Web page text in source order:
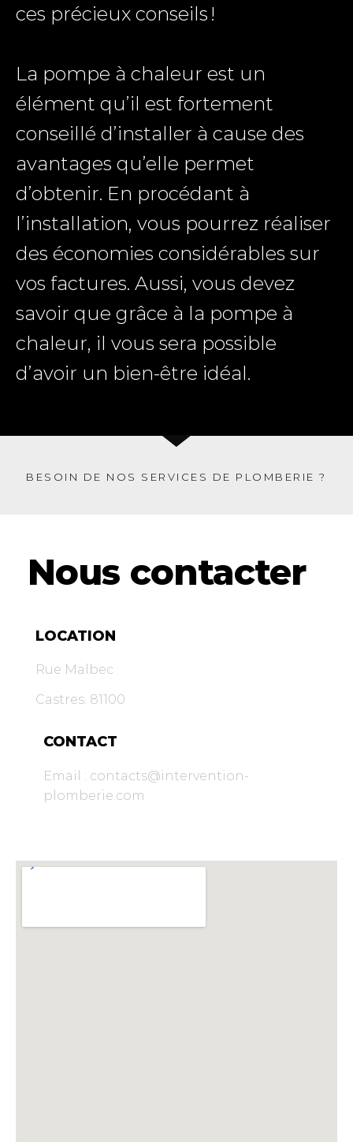
ces précieux conseils !
La pompe à chaleur est un
élément qu’il est fortement
conseillé d’installer à cause des
avantages qu’elle permet
d’obtenir. En procédant à
l’installation, vous pourrez réaliser
des économies considérables sur
vos factures. Aussi, vous devez
savoir que grâce à la pompe à
chaleur, il vous sera possible
d’avoir un bien-être idéal.
BESOIN DE NOS SERVICES DE PLOMBERIE ?
Nous contacter
LOCATION
Rue Malbec
Castres. 81100
CONTACT
Email : contacts@intervention-
plomberie.com